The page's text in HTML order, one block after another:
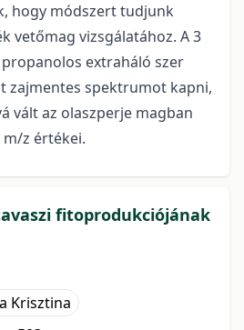
hogy módszert tudjunk
vetőmag vizsgálatához. A 3
extraháló szer
zajmentes spektrumot kapni,
vált az olaszperje magban
z értékei.
fitoprodukciójának
Krisztina